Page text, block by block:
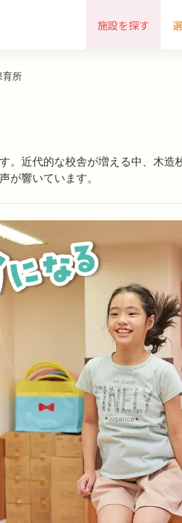
施設を探す
育所
。近代的な校舎が増える中、木
が響いています。